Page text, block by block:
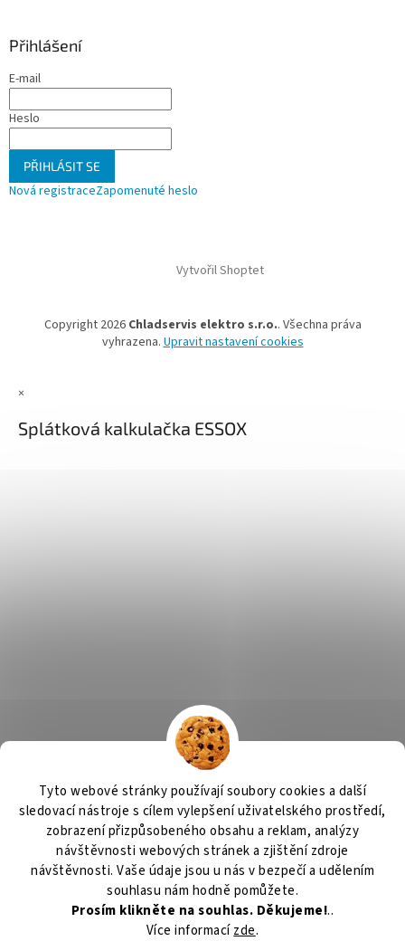
Tyto webové stránky používají soubory cookies a další
sledovací nástroje s cílem vylepšení uživatelského prostředí,
zobrazení přizpůsobeného obsahu a reklam, analýzy
návštěvnosti webových stránek a zjištění zdroje
návštěvnosti. Vaše údaje jsou u nás v bezpečí a udělením
souhlasu nám hodně pomůžete.
Prosím klikněte na souhlas. Děkujeme!..
Více informacízde.
Přihlášení
E-mail
Heslo
PŘIHLÁSIT SE
Nová registraceZapomenuté heslo
Vytvořil Shoptet
Copyright 2026 Chladservis elektro s.r.o.. Všechna práva
vyhrazena.Upravit nastavení cookies
×
Splátková kalkulačka ESSOX